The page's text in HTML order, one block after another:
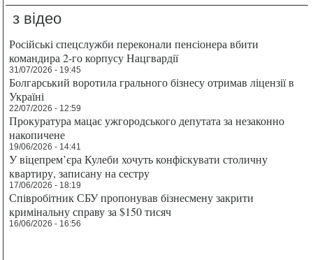
з відео
Російські спецслужби переконали пенсіонера вбити
командира 2-го корпусу Нацгвардії
31/07/2026 - 19:45
Болгарський воротила грального бізнесу отримав ліцензії в
Україні
22/07/2026 - 12:59
Прокуратура мацає ужгородського депутата за незаконно
накопичене
19/06/2026 - 14:41
У віцепрем’єра Кулеби хочуть конфіскувати столичну
квартиру, записану на сестру
17/06/2026 - 18:19
Співробітник СБУ пропонував бізнесмену закрити
кримінальну справу за $150 тисяч
16/06/2026 - 16:56